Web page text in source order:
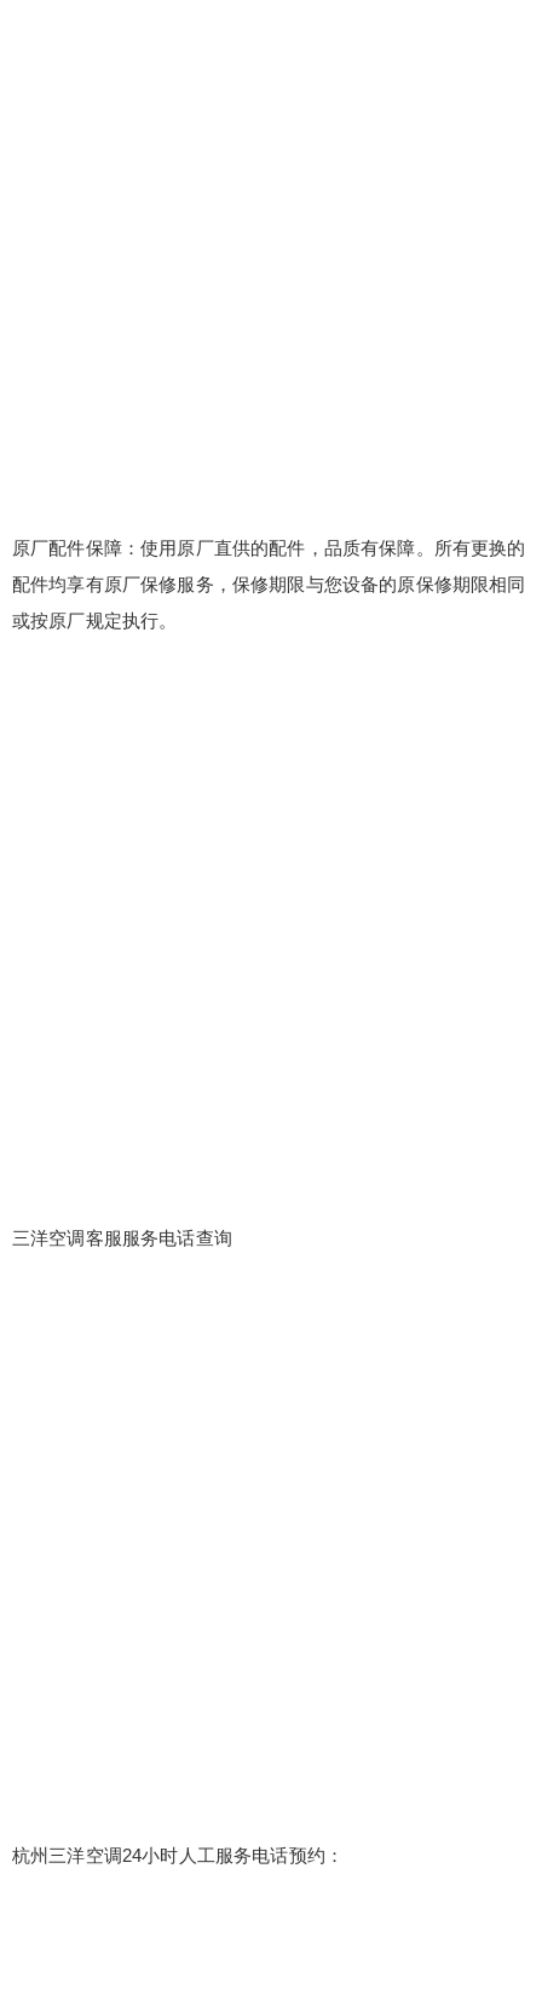
原厂配件保障：使用原厂直供的配件，品质有保障。所有更换的
配件均享有原厂保修服务，保修期限与您设备的原保修期限相同
或按原厂规定执行。
三洋空调客服服务电话查询
杭州三洋空调24小时人工服务电话预约：